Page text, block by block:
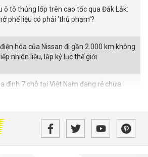
ô tô thủng lốp trên cao tốc qua Đắk Lắk:
phế liệu có phải 'thủ phạm'?
hóa của Nissan đi gần 2.000 km không
nhiên liệu, lập kỷ lục thế giới
đình 7 chỗ tại Việt Nam đang rẻ chưa
điện VinFast VF Wild bản tiền thương
ngờ xuất hiện với loạt thay đổi đáng chú